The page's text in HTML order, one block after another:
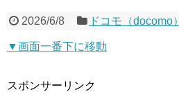
2026/6/8 ドコモ（docomo）
▼画面一番下に移動
スポンサーリンク